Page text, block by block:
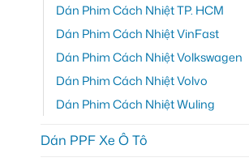
Dán Phim Cách Nhiệt TP. HCM
Dán Phim Cách Nhiệt VinFast
Dán Phim Cách Nhiệt Volkswagen
Dán Phim Cách Nhiệt Volvo
Dán Phim Cách Nhiệt Wuling
Dán PPF Xe Ô Tô